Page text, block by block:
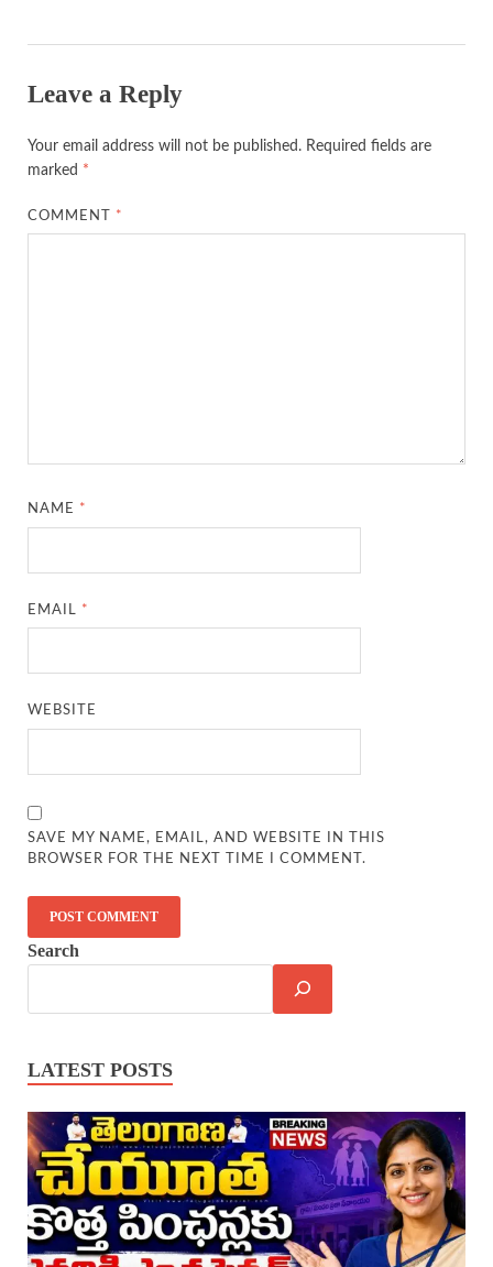
Leave a Reply
Your email address will not be published. Required fields are
marked *
COMMENT *
NAME *
EMAIL *
WEBSITE
SAVE MY NAME, EMAIL, AND WEBSITE IN THIS
BROWSER FOR THE NEXT TIME I COMMENT.
Search
LATEST POSTS